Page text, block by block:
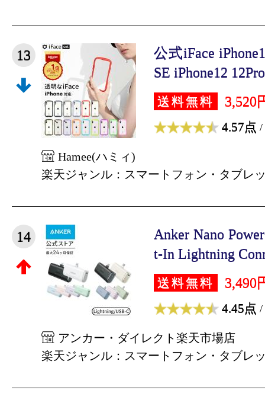
13
公式iFace
SE iPhone12
送料無料 3,520
4.57点 /
Hamee(ハミィ)
楽天ジャンル：スマートフォン・タブレ
14
Anker Nano
t-In Lightning
送料無料 3,490
4.45点 /
アンカー・ダイレクト楽天市場店
楽天ジャンル：スマートフォン・タブレ